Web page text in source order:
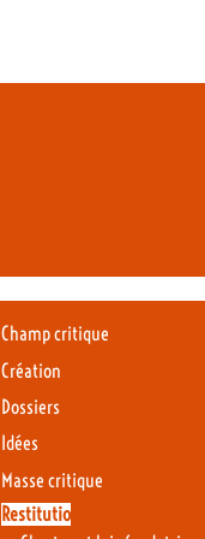
Champ critique
Création
Dossiers
Idées
Masse critique
Restitutio